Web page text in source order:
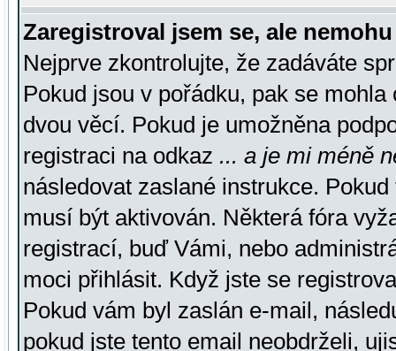
Zaregistroval jsem se, ale
Nejprve zkontrolujte, že zadáváte
Pokud jsou v pořádku, pak se
dvou věcí. Pokud je umožněna
registraci na odkaz ... a je mi méně
následovat zaslané instrukce.
musí být aktivován. Některá fóra
registrací, buď Vámi, nebo
moci přihlásit. Když jste se
Pokud vám byl zaslán e-mail,
pokud jste tento email neobdrželi,